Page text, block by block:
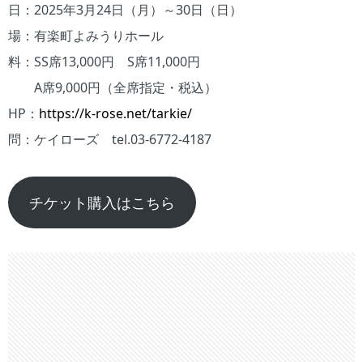
日：2025年3月24日（月）～30日（日）
場：有楽町よみうりホール
料：SS席13,000円 S席11,000円
A席9,000円（全席指定・税込）
HP： https://k-rose.net/tarkie/
問：ケイローズ tel.03-6772-4187
チケット購入はこちら